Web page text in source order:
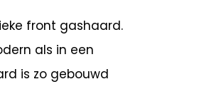
front gashaard.
als in een
is zo gebouwd